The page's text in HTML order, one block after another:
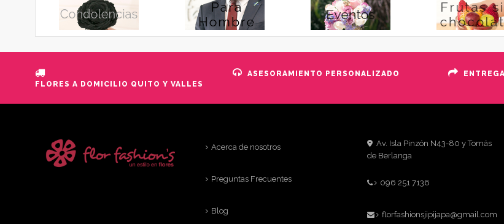
FLORES A DOMICILIO QUITO Y VALLES
ASESORAMIENTO PERSONALIZADO
Acerca de nosotros
Preguntas Frecuentes
Blog
Av. Isla Pinzón N43-80 y Tomás
de Berlanga
096 251 7136
florfashionsjipijapa@gmail.com